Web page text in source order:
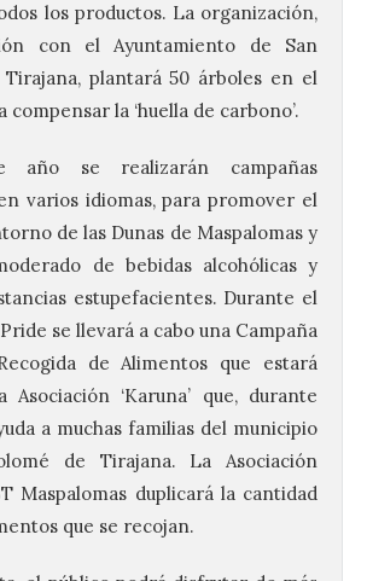
los productos. La organización,
con el Ayuntamiento de San
plantará 50 árboles en el
compensar la ‘huella de carbono’.
año se realizarán campañas
varios idiomas, para promover el
de las Dunas de Maspalomas y
de bebidas alcohólicas y
estupefacientes. Durante el
se llevará a cabo una Campaña
de Alimentos que estará
Asociación ‘Karuna’ que, durante
a muchas familias del municipio
de Tirajana. La Asociación
Maspalomas duplicará la cantidad
que se recojan.